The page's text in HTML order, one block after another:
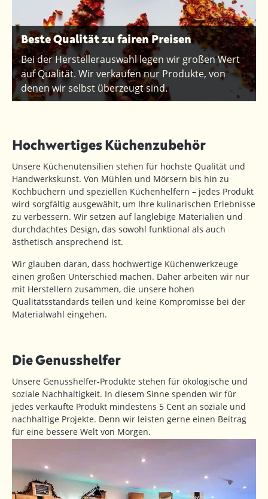
Beste Qualität zu fairen Preisen
Bei der Herstellerauswahl legen wir großen Wert
auf Qualität. Wir verkaufen nur Produkte, von
denen wir selbst überzeugt sind.
Hochwertiges Küchenzubehör
Unsere Küchenutensilien stehen für höchste Qualität und
Handwerkskunst. Von Mühlen und Mörsern bis hin zu
Kochbüchern und speziellen Küchenhelfern – jedes Produkt
wird sorgfältig ausgewählt, um Ihre kulinarischen Erlebnisse
zu verbessern. Wir setzen auf langlebige Materialien und
durchdachtes Design, das sowohl funktional als auch
ästhetisch ansprechend ist.
Wir glauben daran, dass hochwertige Küchenwerkzeuge
einen großen Unterschied machen. Daher arbeiten wir nur
mit Herstellern zusammen, die unsere hohen
Qualitätsstandards teilen und keine Kompromisse bei der
Materialwahl eingehen.
Die Genusshelfer
Unsere Genusshelfer-Produkte stehen für ökologische und
soziale Nachhaltigkeit. In diesem Sinne spenden wir für
jedes verkaufte Produkt mindestens 5 Cent an soziale und
nachhaltige Projekte. Denn wir leisten gerne einen Beitrag
für eine bessere Welt von Morgen.